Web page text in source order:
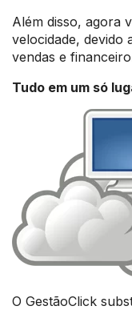
Além disso, agora
velocidade, devido
vendas e
Tudo em um só
O GestãoClick